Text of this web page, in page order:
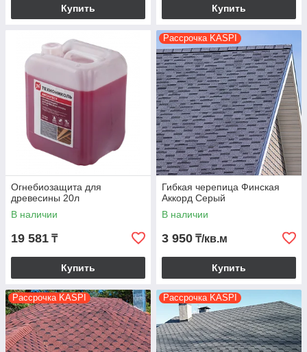
Купить Купить
Огнебиозащита для
древесины 20л
В наличии
19 581 ₸
Купить
Рассрочка KASPI
Гибкая черепица Финская
Аккорд Серый
В наличии
3 950 ₸/кв.м
Купить
Рассрочка KASPI Рассрочка KASPI